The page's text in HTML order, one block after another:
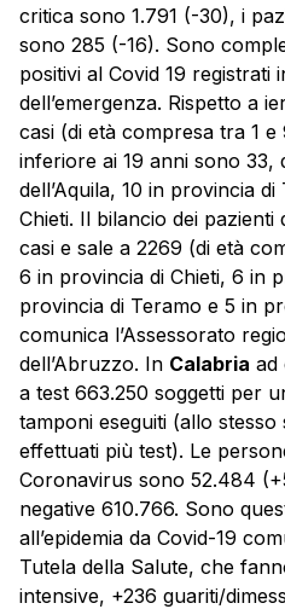
critica sono 1.791 (-30), i
sono 285 (-16). Sono
positivi al Covid 19 registrati
dell’emergenza. Rispetto a
casi (di età compresa tra 1
inferiore ai 19 anni sono 33,
dell’Aquila, 10 in provincia
Chieti. Il bilancio dei pazienti
casi e sale a 2269 (di età
6 in provincia di Chieti, 6 in
provincia di Teramo e 5 in
comunica l’Assessorato
dell’Abruzzo. In Calabria ad
a test 663.250 soggetti per
tamponi eseguiti (allo
effettuati più test). Le
Coronavirus sono 52.484
negative 610.766. Sono
all’epidemia da Covid-19
Tutela della Salute, che
intensive, +236 guariti/